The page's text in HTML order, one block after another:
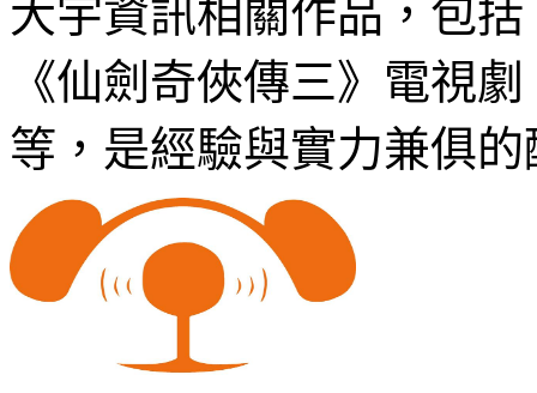
大宇資訊相關作品，包
《仙劍奇俠傳三》電視
等，是經驗與實力兼俱